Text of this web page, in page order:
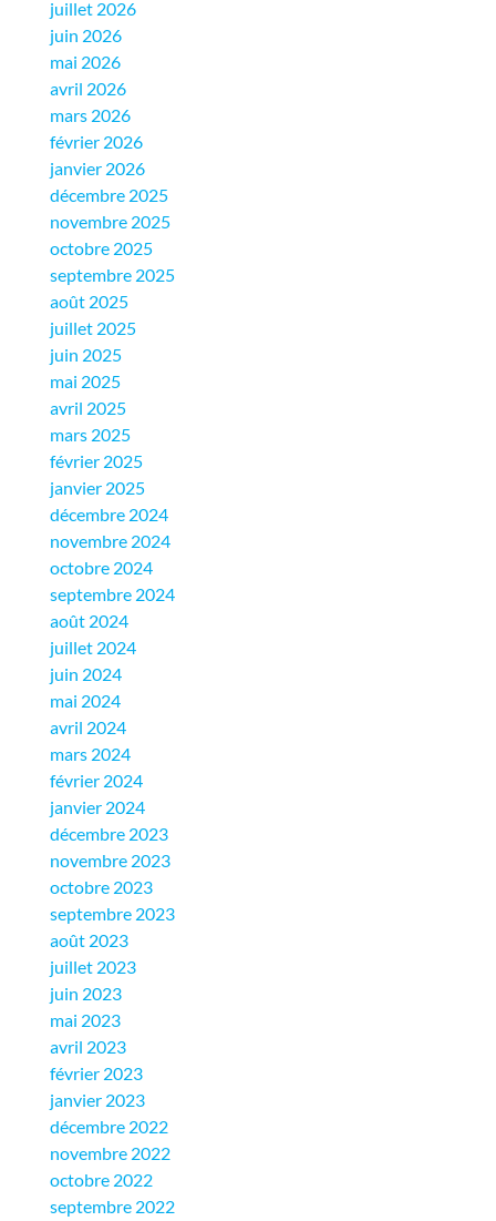
juillet 2026
juin 2026
mai 2026
avril 2026
mars 2026
février 2026
janvier 2026
décembre 2025
novembre 2025
octobre 2025
septembre 2025
août 2025
juillet 2025
juin 2025
mai 2025
avril 2025
mars 2025
février 2025
janvier 2025
décembre 2024
novembre 2024
octobre 2024
septembre 2024
août 2024
juillet 2024
juin 2024
mai 2024
avril 2024
mars 2024
février 2024
janvier 2024
décembre 2023
novembre 2023
octobre 2023
septembre 2023
août 2023
juillet 2023
juin 2023
mai 2023
avril 2023
février 2023
janvier 2023
décembre 2022
novembre 2022
octobre 2022
septembre 2022